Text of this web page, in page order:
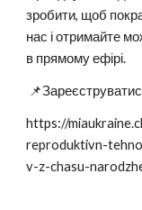
зробити, щоб
нас і отримайте
в прямому ефірі.
https://
reproduktivn-
v-z-chasu-